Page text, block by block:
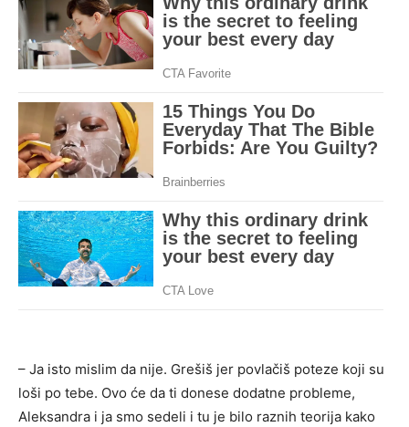
– Ja isto mislim da nije. Grešiš jer povlačiš poteze koji su
loši po tebe. Ovo će da ti donese dodatne probleme,
Aleksandra i ja smo sedeli i tu je bilo raznih teorija kako